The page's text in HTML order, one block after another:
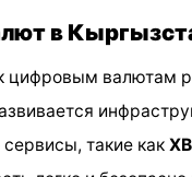
в
валютам
такие как